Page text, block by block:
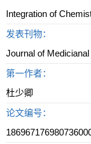
Integration of
发表刊物：
Journal of
第一作者：
杜少卿
论文编号：